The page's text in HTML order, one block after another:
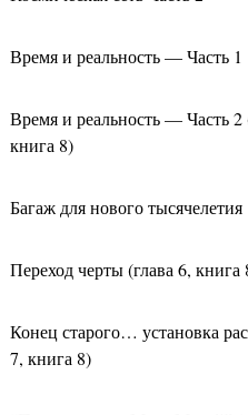
Время и реальность — Часть 1
Время и реальность — Часть 2
книга 8)
Багаж для нового тысячелетия
Переход черты (глава 6, книга
Конец старого… установка
7, книга 8)